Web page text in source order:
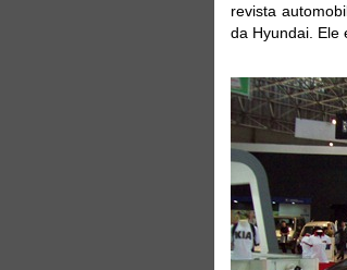
revista
da Hyundai. Ele